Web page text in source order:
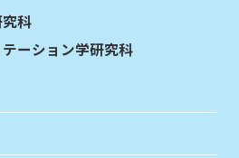
科
テーション学研究科